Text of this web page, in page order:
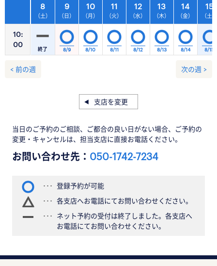
10:
00
8
（土）
9
（日）
10
（月）
11
（火）
12
（水）
13
（木）
14
（金）
終了 8/9 8/10 8/11 8/12 8/13 8/14
15
（土）
8/15
< 前の週 次の週 >
支店を変更
当日のご予約のご相談、ご都合の良い日がない場合、ご予約の
変更・キャンセルは、担当支店に直接お電話ください。
お問い合わせ先： 050-1742-7234
登録予約が可能
各支店へお電話にてお問い合わせください。
ネット予約の受付は終了しました。各支店へ
お電話にてお問い合わせください。